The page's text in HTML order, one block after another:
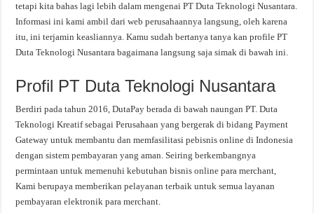
tetapi kita bahas lagi lebih dalam mengenai PT Duta Teknologi Nusantara.
Informasi ini kami ambil dari web perusahaannya langsung, oleh karena
itu, ini terjamin keasliannya. Kamu sudah bertanya tanya kan profile PT
Duta Teknologi Nusantara bagaimana langsung saja simak di bawah ini.
Profil PT Duta Teknologi Nusantara
Berdiri pada tahun 2016, DutaPay berada di bawah naungan PT. Duta
Teknologi Kreatif sebagai Perusahaan yang bergerak di bidang Payment
Gateway untuk membantu dan memfasilitasi pebisnis online di Indonesia
dengan sistem pembayaran yang aman. Seiring berkembangnya
permintaan untuk memenuhi kebutuhan bisnis online para merchant,
Kami berupaya memberikan pelayanan terbaik untuk semua layanan
pembayaran elektronik para merchant.